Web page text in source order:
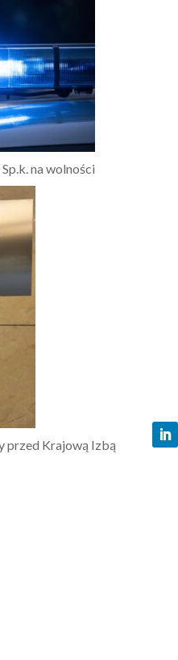
na wolności
przed Krajową Izbą